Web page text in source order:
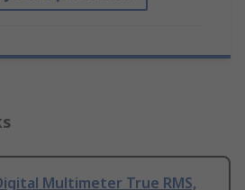
Multimeter True RMS,